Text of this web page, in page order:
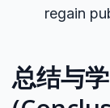
regain
总结与